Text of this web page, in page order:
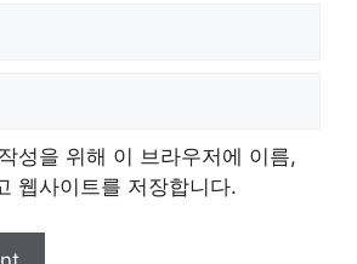
성을 위해 이 브라우저에 이름,
웹사이트를 저장합니다.